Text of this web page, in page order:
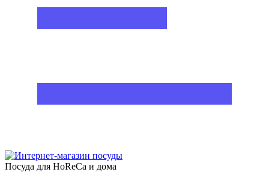
Посуда для HoReCa и дома